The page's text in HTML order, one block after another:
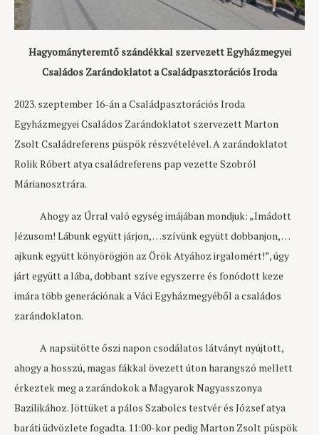
Hagyományteremtő szándékkal szervezett Egyházmegyei
Családos Zarándoklatot a Családpasztorációs Iroda
2023. szeptember 16-án a Családpasztorációs Iroda
Egyházmegyei Családos Zarándoklatot szervezett Marton
Zsolt Családreferens püspök részvételével. A zarándoklatot
Rolik Róbert atya családreferens pap vezette Szobról
Márianosztrára.
Ahogy az Úrral való egység imájában mondjuk: „Imádott
Jézusom! Lábunk együtt járjon, …szívünk együtt dobbanjon, …
ajkunk együtt könyörögjön az Örök Atyához irgalomért!”, úgy
járt együtt a lába, dobbant szíve egyszerre és fonódott keze
imára több generációnak a Váci Egyházmegyéből a családos
zarándoklaton.
A napsütötte őszi napon csodálatos látványt nyújtott,
ahogy a hosszú, magas fákkal övezett úton harangszó mellett
érkeztek meg a zarándokok a Magyarok Nagyasszonya
Bazilikához. Jöttüket a pálos Szabolcs testvér és József atya
baráti üdvözlete fogadta. 11:00-kor pedig Marton Zsolt püspök